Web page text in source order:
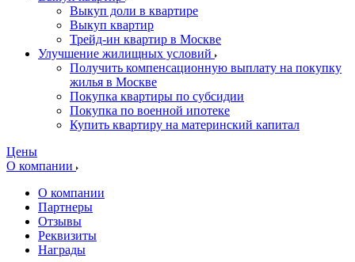
Выкуп доли в квартире
Выкуп квартир
Трейд-ин квартир в Москве
Улучшение жилищных условий
Получить компенсационную выплату на покупку
жилья в Москве
Покупка квартиры по субсидии
Покупка по военной ипотеке
Купить квартиру на материнский капитал
Цены
О компании
О компании
Партнеры
Отзывы
Реквизиты
Награды